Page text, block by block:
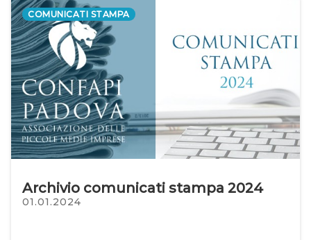
COMUNICATI STAMPA
Archivio comunicati stampa 2024
01.01.2024